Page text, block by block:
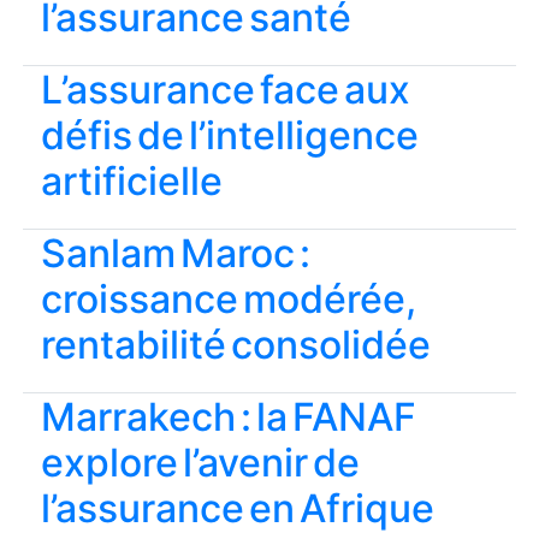
l’assurance santé
L’assurance face aux
défis de l’intelligence
artificielle
Sanlam Maroc :
croissance modérée,
rentabilité consolidée
Marrakech : la FANAF
explore l’avenir de
l’assurance en Afrique